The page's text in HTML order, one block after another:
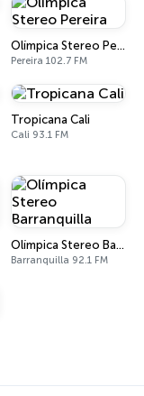
Olímpica Stereo Pereira
Pereira 102.7 FM
Tropicana Cali
Cali 93.1 FM
Olímpica Stereo Barranquilla
Barranquilla 92.1 FM